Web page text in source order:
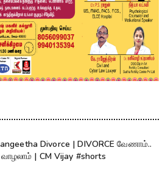
Divorce | DIVORCE வேணாம்..
வாழலாம் | CM Vijay #shorts